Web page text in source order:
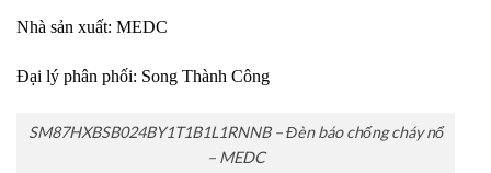
Nhà sản xuất: MEDC
Đại lý phân phối: Song Thành Công
SM87HXBSB024BY1T1B1L1RNNB – Đèn báo chống cháy nổ
– MEDC